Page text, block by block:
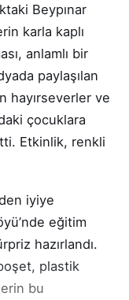
Beypınar
karla kaplı
anlamlı bir
paylaşılan
hayırseverler ve
çocuklara
Etkinlik, renkli
iyiye
eğitim
hazırlandı.
plastik
bu